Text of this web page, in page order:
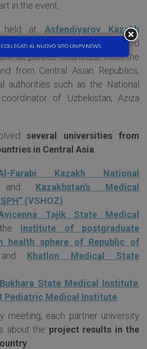
in the event.
held at Asfendiyarov Kazakh
Universityand gathered
all partner countries, from the
from Central Asian Republics,
authorities such as the National
of Uzbekistan, Aziza
several universities from
in Central Asia:
Farabi Kazakh National
Kazakhstan’s Medical
(VSHOZ)
Tajik State Medical
Institute of postgraduate
health sphere of Republic of
Khatlon Medical State
Bukhara State Medical Institute,
Pediatric Medical Institute
meeting, each partner university
about the project results in the